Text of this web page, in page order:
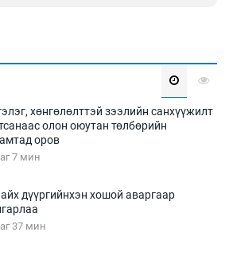
хөнгөлөлттэй зээлийн санхүүжилт
олон оюутан төлбөрийн
оров
7 мин
дүүргийнхэн хошой аваргаар
37 мин